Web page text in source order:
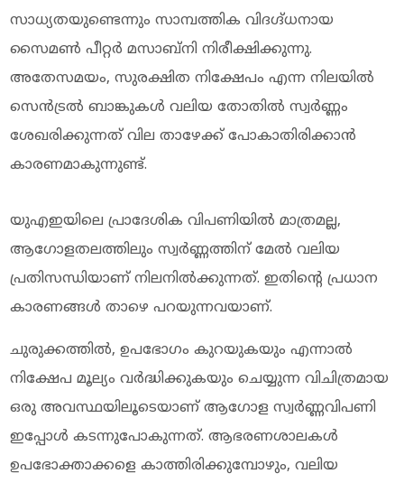
സാധ്യതയുണ്ടെന്നും സാമ്പത്തിക വിദഗ്ദ്ധനായ
സൈമൺ പീറ്റർ മസാബ്നി നിരീക്ഷിക്കുന്നു.
അതേസമയം, സുരക്ഷിത നിക്ഷേപം എന്ന നിലയിൽ
സെൻട്രൽ ബാങ്കുകൾ വലിയ തോതിൽ സ്വർണ്ണം
ശേഖരിക്കുന്നത് വില താഴേക്ക് പോകാതിരിക്കാൻ
കാരണമാകുന്നുണ്ട്.
യുഎഇയിലെ പ്രാദേശിക വിപണിയിൽ മാത്രമല്ല,
ആഗോളതലത്തിലും സ്വർണ്ണത്തിന് മേൽ വലിയ
പ്രതിസന്ധിയാണ് നിലനില്‍ക്കുന്നത്. ഇതിന്റെ പ്രധാന
കാരണങ്ങൾ താഴെ പറയുന്നവയാണ്.
ചുരുക്കത്തിൽ, ഉപഭോഗം കുറയുകയും എന്നാൽ
നിക്ഷേപ മൂല്യം വർദ്ധിക്കുകയും ചെയ്യുന്ന വിചിത്രമായ
ഒരു അവസ്ഥയിലൂടെയാണ് ആഗോള സ്വർണ്ണവിപണി
ഇപ്പോൾ കടന്നുപോകുന്നത്. ആഭരണശാലകൾ
ഉപഭോക്താക്കളെ കാത്തിരിക്കുമ്പോഴും, വലിയ